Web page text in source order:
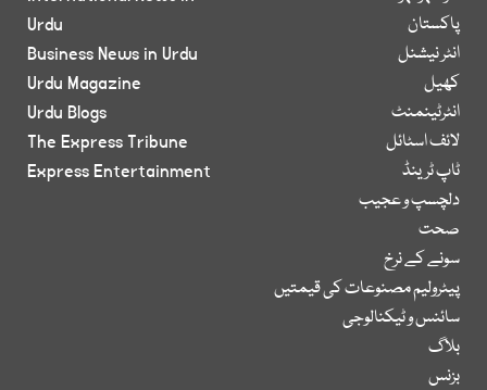
پاکستان
انٹر نیشنل
کھیل
انٹرٹینمنٹ
لائف اسٹائل
ٹاپ ٹرینڈ
دلچسپ و عجیب
صحت
سونے کے نرخ
پیٹرولیم مصنوعات کی قیمتیں
سائنس و ٹیکنالوجی
بلاگ
بزنس
Urdu
Business News in Urdu
Urdu Magazine
Urdu Blogs
The Express Tribune
Express Entertainment